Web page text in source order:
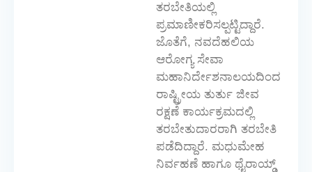
ತರಬೇತಿಯಲ್ಲಿ
ಪ್ರಮಾಣೀಕರಿಸಲ್ಪಟ್ಟಿದ್ದಾರೆ.
ಜೊತೆಗೆ, ನವದೆಹಲಿಯ
ಆರೋಗ್ಯ ಸೇವಾ
ಮಹಾನಿರ್ದೇಶನಾಲಯದಿಂದ
ರಾಷ್ಟ್ರೀಯ ತುರ್ತು ಜೀವ
ರಕ್ಷಣೆ ಕಾರ್ಯಕ್ರಮದಲ್ಲಿ
ತರಬೇತುದಾರರಾಗಿ ತರಬೇತಿ
ಪಡೆದಿದ್ದಾರೆ. ಮಧುಮೇಹ
ನಿರ್ವಹಣೆ ಹಾಗೂ ಥೈರಾಯ್ಡ್